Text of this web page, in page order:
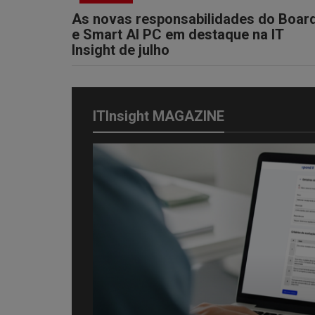
As novas responsabilidades do
e Smart AI PC em destaque na IT
Insight de julho
ITInsight MAGAZINE